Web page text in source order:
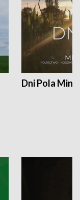
Dni Pola